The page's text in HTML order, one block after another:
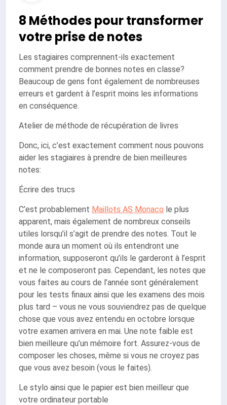
8 Méthodes pour transformer
votre prise de notes
Les stagiaires comprennent-ils exactement
comment prendre de bonnes notes en classe?
Beaucoup de gens font également de nombreuses
erreurs et gardent à l’esprit moins les informations
en conséquence.
Atelier de méthode de récupération de livres
Donc, ici, c’est exactement comment nous pouvons
aider les stagiaires à prendre de bien meilleures
notes:
Écrire des trucs
C’est probablement Maillots AS Monaco le plus
apparent, mais également de nombreux conseils
utiles lorsqu’il s’agit de prendre des notes. Tout le
monde aura un moment où ils entendront une
information, supposeront qu’ils le garderont à l’esprit
et ne le composeront pas. Cependant, les notes que
vous faites au cours de l’année sont généralement
pour les tests finaux ainsi que les examens des mois
plus tard – vous ne vous souviendrez pas de quelque
chose que vous avez entendu en octobre lorsque
votre examen arrivera en mai. Une note faible est
bien meilleure qu’un mémoire fort. Assurez-vous de
composer les choses, même si vous ne croyez pas
que vous avez besoin (vous le faites).
Le stylo ainsi que le papier est bien meilleur que
votre ordinateur portable